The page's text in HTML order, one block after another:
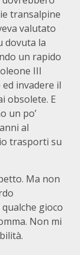
transalpine
valutato
dovuta la
un rapido
III
ed invadere il
obsolete. E
un po’
al
trasporti su
Ma non
gioco
Non mi